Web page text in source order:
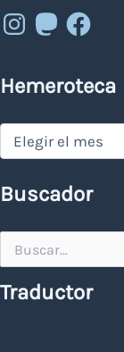
Instagram
MastodonFacebook
Hemeroteca
Hemeroteca
Buscador
por:
Traductor